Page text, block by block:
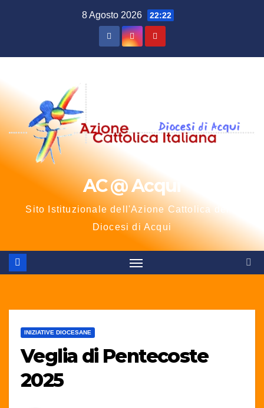
8 Agosto 2026 22:22
AC @ Acqui
Sito Istituzionale dell'Azione Cattolica della
Diocesi di Acqui
INIZIATIVE DIOCESANE
Veglia di Pentecoste
2025